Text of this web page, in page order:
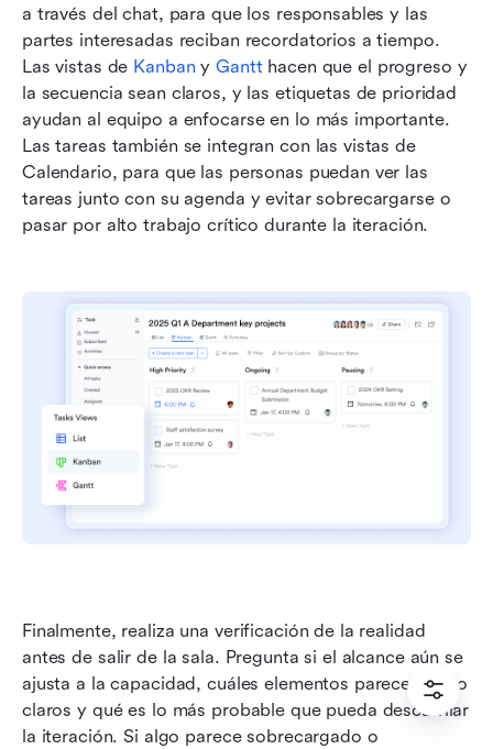
a través del chat, para que los responsables y las
partes interesadas reciban recordatorios a tiempo.
Las vistas de Kanban y Gantt hacen que el progreso y
la secuencia sean claros, y las etiquetas de prioridad
ayudan al equipo a enfocarse en lo más importante.
Las tareas también se integran con las vistas de
Calendario, para que las personas puedan ver las
tareas junto con su agenda y evitar sobrecargarse o
pasar por alto trabajo crítico durante la iteración.
Finalmente, realiza una verificación de la realidad
antes de salir de la sala. Pregunta si el alcance aún se
ajusta a la capacidad, cuáles elementos parecen poco
claros y qué es lo más probable que pueda descarrilar
la iteración. Si algo parece sobrecargado o